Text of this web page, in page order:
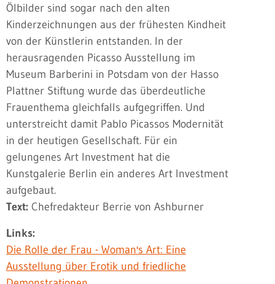
Ölbilder sind sogar nach den alten
Kinderzeichnungen aus der frühesten Kindheit
von der Künstlerin entstanden. In der
herausragenden Picasso Ausstellung im
Museum Barberini in Potsdam von der Hasso
Plattner Stiftung wurde das überdeutliche
Frauenthema gleichfalls aufgegriffen. Und
unterstreicht damit Pablo Picassos Modernität
in der heutigen Gesellschaft. Für ein
gelungenes Art Investment hat die
Kunstgalerie Berlin ein anderes Art Investment
aufgebaut.
Text: Chefredakteur Berrie von Ashburner
Links:
Die Rolle der Frau - Woman's Art: Eine
Ausstellung über Erotik und friedliche